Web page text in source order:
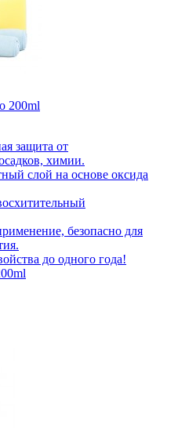
200ml
защита от
химии.
слой на основе оксида
безопасно для
до одного года!